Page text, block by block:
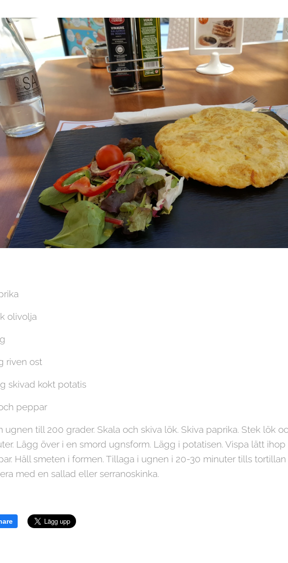
olivolja
riven ost
skivad kokt potatis
peppar
ugnen till 200 grader. Skala och skiva lök. Skiva paprika. Stek lök
Lägg över i en smord ugnsform. Lägg i potatisen. Vispa lätt
Häll smeten i formen. Tillaga i ugnen i 20-30 minuter tills
med en sallad eller serranoskinka.